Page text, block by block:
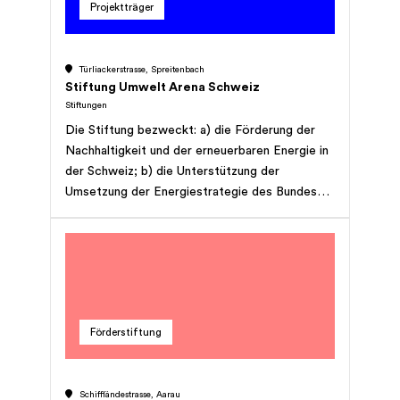
Projektträger
Türliackerstrasse, Spreitenbach
Stiftung Umwelt Arena Schweiz
Stiftungen
Die Stiftung bezweckt: a) die Förderung der
Nachhaltigkeit und der erneuerbaren Energie in
der Schweiz; b) die Unterstützung der
Umsetzung der Energiestrategie des Bundes
von Ausstellungen in den Bereichen Natur und
Schüler. Die Stiftung betreibt ein
nachhaltigen Systemen und Produkten und führt
Förderstiftung
Schiffländestrasse, Aarau